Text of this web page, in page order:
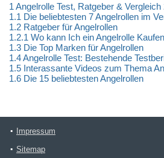
1 Angelrolle Test, Ratgeber & Vergleich
1.1 Die beliebtesten 7 Angelrollen im
1.2 Ratgeber für Angelrollen
1.2.1 Wo kann Ich ein Angelrolle
1.3 Die Top Marken für Angelrollen
1.4Angelrolle Test: Bestehende
1.5 Interassante Videos zum Thema
1.6 Die 15 beliebtesten Angelrollen
Impressum
Sitemap